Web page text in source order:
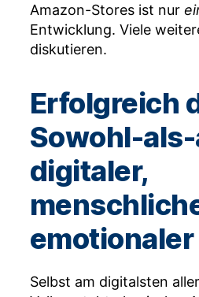
Amazon-Stores ist nur
Entwicklung. Viele
diskutieren.
Erfolgreich
Sowohl-
digitaler,
emotionaler
Selbst am digitalsten